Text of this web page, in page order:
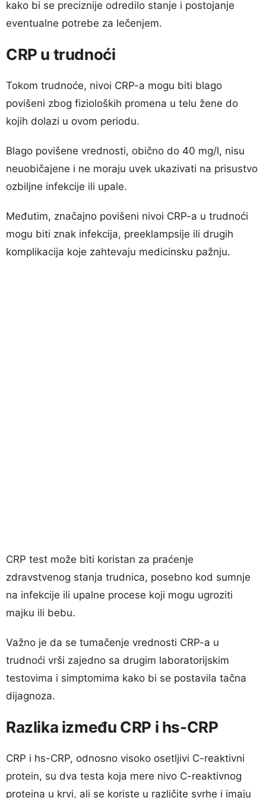
kako bi se preciznije odredilo stanje i postojanje
eventualne potrebe za lečenjem.
CRP u trudnoći
Tokom trudnoće, nivoi CRP-a mogu biti blago
povišeni zbog fizioloških promena u telu žene do
kojih dolazi u ovom periodu.
Blago povišene vrednosti, obično do 40 mg/l, nisu
neuobičajene i ne moraju uvek ukazivati na prisustvo
ozbiljne infekcije ili upale.
Međutim, značajno povišeni nivoi CRP-a u trudnoći
mogu biti znak infekcija, preeklampsije ili drugih
komplikacija koje zahtevaju medicinsku pažnju.
CRP test može biti koristan za praćenje
zdravstvenog stanja trudnica, posebno kod sumnje
na infekcije ili upalne procese koji mogu ugroziti
majku ili bebu.
Važno je da se tumačenje vrednosti CRP-a u
trudnoći vrši zajedno sa drugim laboratorijskim
testovima i simptomima kako bi se postavila tačna
dijagnoza.
Razlika između CRP i hs-CRP
CRP i hs-CRP, odnosno visoko osetljivi C-reaktivni
protein, su dva testa koja mere nivo C-reaktivnog
proteina u krvi, ali se koriste u različite svrhe i imaju